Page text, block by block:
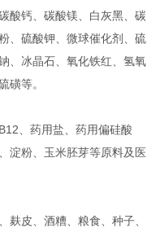
酸钙、碳酸镁、白灰黑、碳
、硫酸钾、微球催化剂、硫
、冰晶石、氧化铁红、氢氧
磺等。
、药用盐、药用偏硅酸
淀粉、玉米胚芽等原料及医
麸皮、酒糟、粮食、种子、